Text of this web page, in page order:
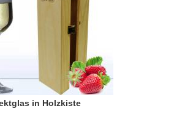
in Holzkiste